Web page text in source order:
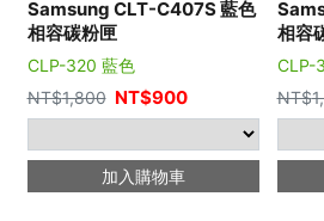
Samsung CLT-C407S 藍色
相容碳粉匣
CLP-320 藍色
NT$1,800 NT$900
加入購物車
相容
CLP-
NT$